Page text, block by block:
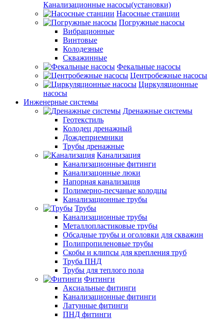
Канализационные насосы(установки)
Насосные станции
Погружные насосы
Вибрационные
Винтовые
Колодезные
Скважинные
Фекальные насосы
Центробежные насосы
Циркуляционные
насосы
Инженерные системы
Дренажные системы
Геотекстиль
Колодец дренажный
Дождеприемники
Трубы дренажные
Канализация
Канализационные фитинги
Канализацонные люки
Напорная канализация
Полимерно-песчаные колодцы
Канализационные трубы
Трубы
Канализационные трубы
Металлопластиковые трубы
Обсадные трубы и оголовки для скважин
Полипропиленовые трубы
Скобы и клипсы для крепления труб
Труба ПНД
Трубы для теплого пола
Фитинги
Аксиальные фитинги
Канализационные фитинги
Латунные фитинги
ПНД фитинги